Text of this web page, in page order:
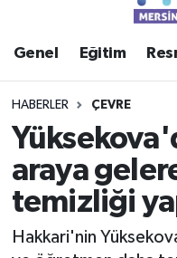
Genel Eğitim
HABERLER ÇEVRE
araya
temizliği
Hakkari'nin
Güncel
Haberde insan
Süper Lig Puan
Haber Arşivi